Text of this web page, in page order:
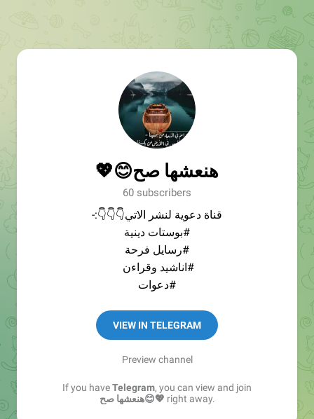
هنعشها صح😊💖
60 subscribers
قناة دعوية لنشر الاتي👇👇👇:-
#بوستات دينية
#رسايل فرحة
#اناشيد وقراءن
#دعوات
للتواصل معنا http://moslmaaaa.sarhne.com
رابط الدعوة:-
https://xn--
VIEW IN TELEGRAM
Preview channel
If you haveTelegram, you can view and join
هنعشها صح😊💖 right away.